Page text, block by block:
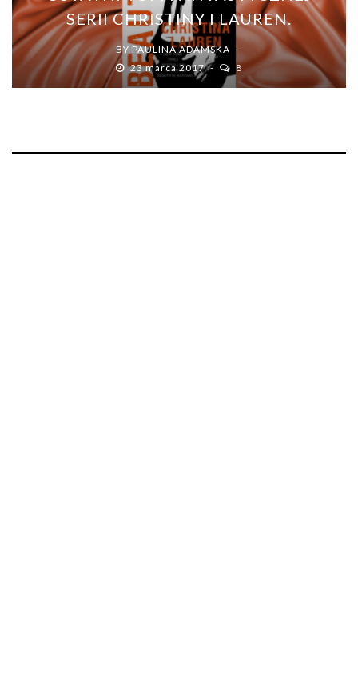
SERII CHRISTINY I LAUREN.
BYPAULINA ADAMSKA
23 marca 2017
8